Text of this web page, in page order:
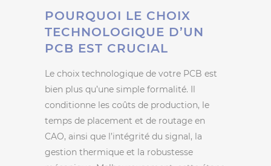
POURQUOI LE CHOIX
TECHNOLOGIQUE D’UN
PCB EST CRUCIAL
Le choix technologique de votre PCB est
bien plus qu’une simple formalité. Il
conditionne les coûts de production, le
temps de placement et de routage en
CAO, ainsi que l’intégrité du signal, la
gestion thermique et la robustesse